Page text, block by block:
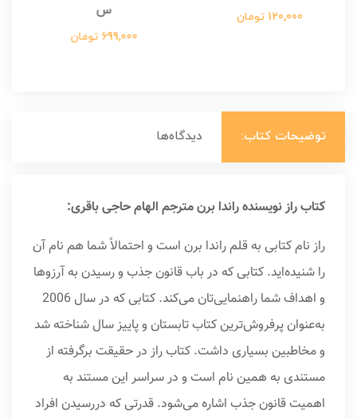
س
125,000 تومان
توضیحات کتاب: دیدگاه‌ها
کتاب راز نویسنده راندا برن مترجم الهام حاجی باقری:
راز نام کتابی به قلم راندا برن است و احتمالاً شما هم نام آن
را شنیده‌اید. کتابی که در باب قانون جذب و رسیدن به آرزوها
و اهداف شما راهنمایی‌تان می‌کند. کتابی که در سال 2006
به‌عنوان پرفروش‌ترین کتاب تابستان و پاییز سال شناخته شد
و مخاطبین بسیاری داشت. کتاب راز در حقیقت برگرفته از
مستندی به همین نام است و در سراسر این مستند به
اهمیت قانون جذب اشاره می‌شود. قدرتی که دررسیدن افراد